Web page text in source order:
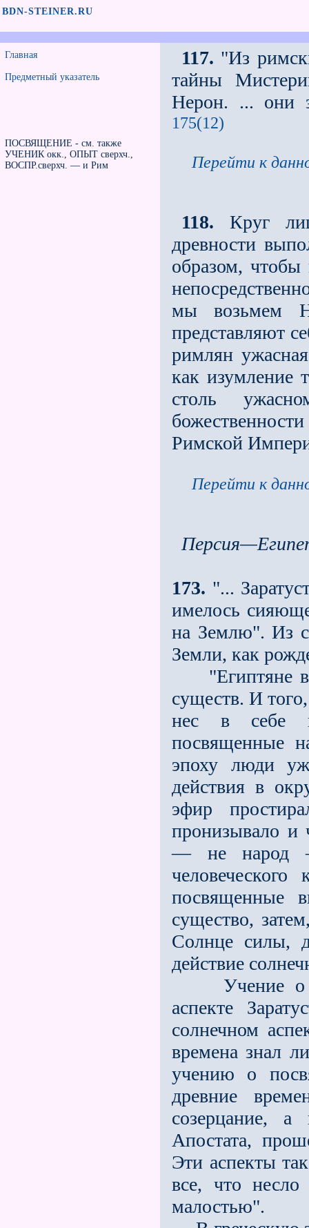
BDN-STEINER.RU
Главная
Предметный указатель
ПОСВЯЩЕНИЕ - см. также
УЧЕНИК окк., ОПЫТ сверхч.,
ВОСПР.сверхч. — и Рим
117. "Из
тайны
Нерон. ... они
175(12)
Перейти к
118. Круг
древности
образом,
мы возьмeм
представляют
римлян
как изумление
столь
Римской
Перейти к
173. "...
имелось
на Землю". Из
Земли, как
"Египтяне
существ. И
нeс в себе
посвященные
эпоху люди
действия в
эфир
пронизывало и
— не народ —
человеческого
посвященные
существо,
Солнце силы,
действие
Учение о
аспекте
солнечном
времена знал
учению о
древние
созерцание,
Апостата,
Эти аспекты
всe, что несло
малостью".